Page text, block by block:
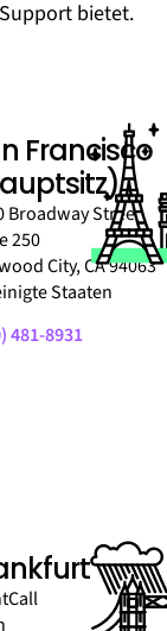
Support bietet.
Francisco
Broadway Street,
250
City, CA 94063
Staaten
481-8931